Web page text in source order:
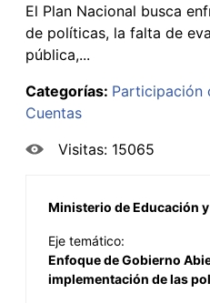
El Plan Nacional busca
de políticas, la falta de
pública,...
Categorías: Participación
Cuentas
Visitas: 15065
Ministerio de Educación
Eje temático:
Enfoque de Gobierno
implementación de las